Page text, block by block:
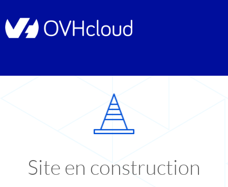
Site en construction